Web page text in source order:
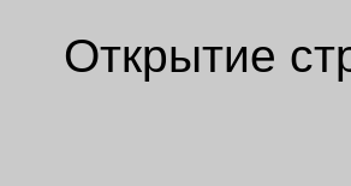
Открытие